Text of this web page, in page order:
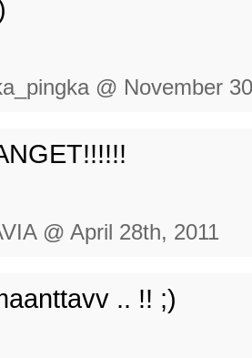
@ November
@ April 28th, 2011
.. !! ;)